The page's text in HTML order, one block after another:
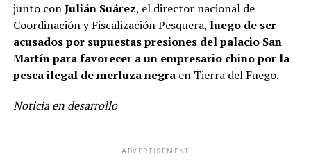
junto conJulián Suárez, el director nacional de
Coordinación y Fiscalización Pesquera, luego de ser
acusados por supuestas presiones del palacio San
Martín para favorecer a un empresario chino por la
pesca ilegal de merluza negraen Tierra del Fuego.
Noticia en desarrollo
ADVERTISEMENT